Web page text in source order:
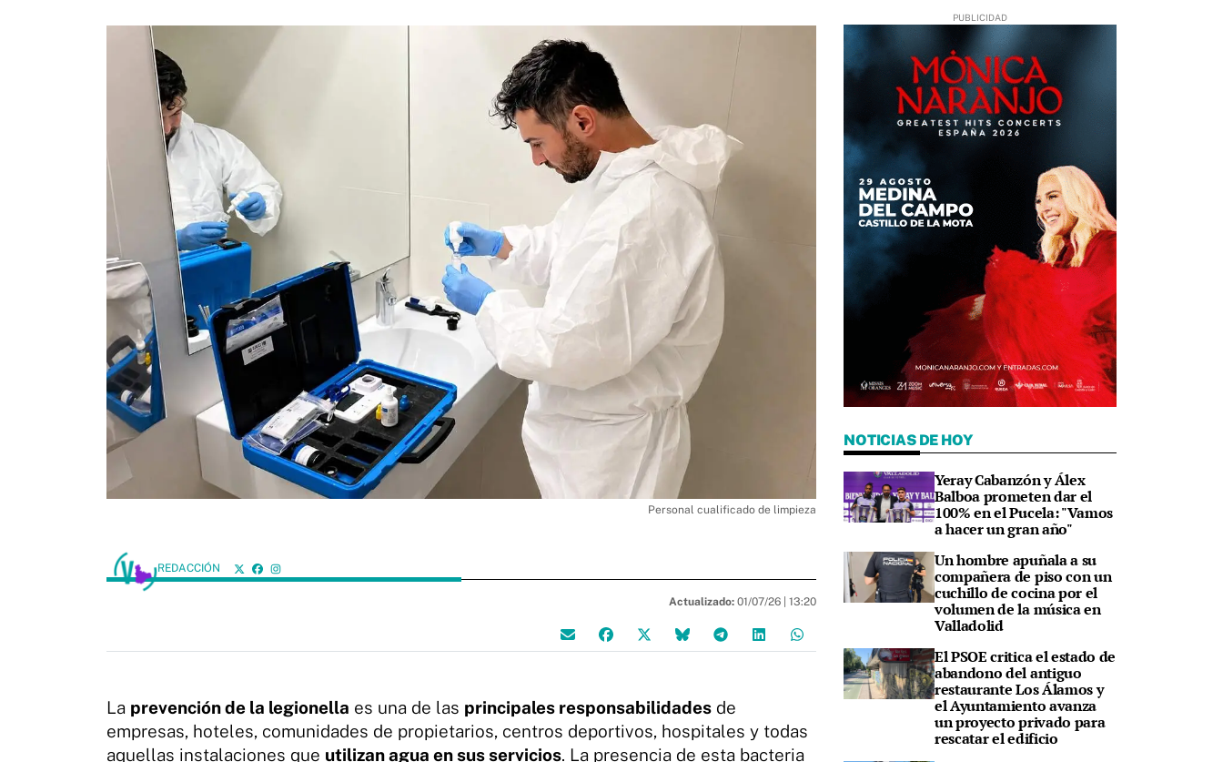
Personal cualificado de limpieza
REDACCIÓN
Actualizado: 01/07/26 | 13:20
La prevención de la legionella es una de las principales responsabilidades de
empresas, hoteles, comunidades de propietarios, centros deportivos, hospitales y todas
aquellas instalaciones que utilizan agua en sus servicios. La presencia de esta bacteria
NOTICIAS DE HOY
Yeray Cabanzón y Álex
Balboa prometen dar el
100% en el Pucela: "Vamos
a hacer un gran año"
Un hombre apuñala a su
compañera de piso con un
cuchillo de cocina por el
volumen de la música en
Valladolid
El PSOE critica el estado de
abandono del antiguo
restaurante Los Álamos y
el Ayuntamiento avanza
un proyecto privado para
rescatar el edificio